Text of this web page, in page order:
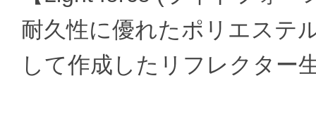
耐久性に優れたポリエステ
して作成したリフレクター